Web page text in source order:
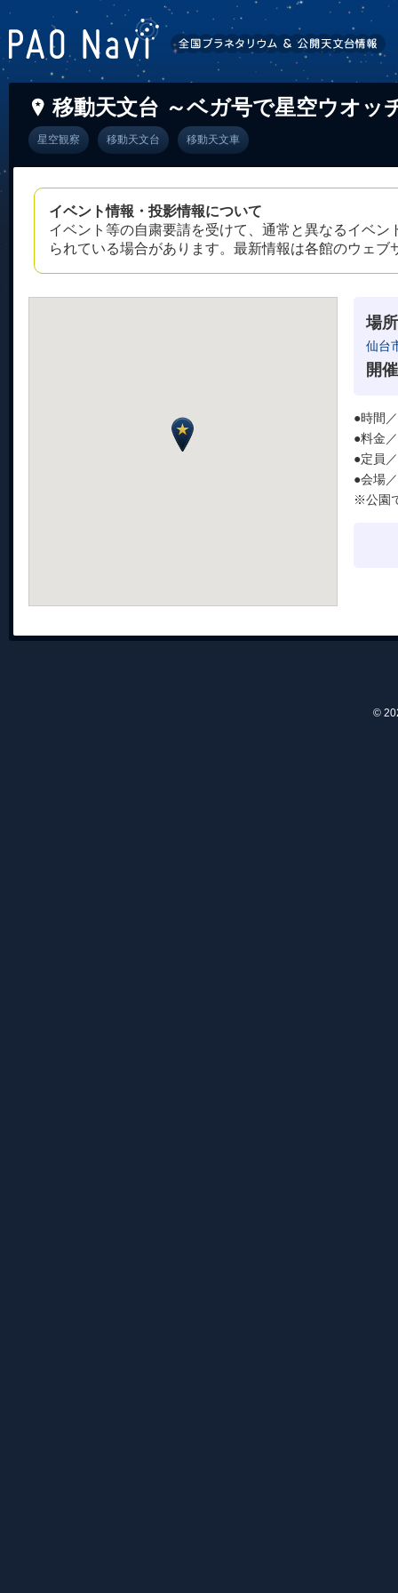
移動天文台 ～ベガ号で星空ウオ
星空観察 移動天文台 移動天文車
イベント情報・投影情報について
イベント等の自粛要請を受けて、通常と異なるイベ
られている場合があります。最新情報は各館のウェ
場所
仙台
開
●時間
●料金
●定員
●会場
※公園
©